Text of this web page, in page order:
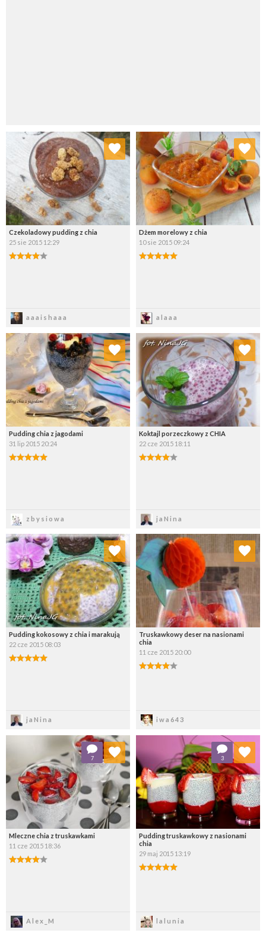
Czekoladowy pudding z chia
25 sie 2015 12:29
aaaishaaa
Dodaj do ulubionych
Wybierz listę:
Dżem morelowy z chia
10 sie 2015 09:24
alaaa
Dodaj do ulubionych
Wybierz listę:
Pudding chia z jagodami
31 lip 2015 20:24
zbysiowa
Dodaj do ulubionych
Wybierz listę:
Koktajl porzeczkowy z CHIA
22 cze 2015 18:11
jaNina
Dodaj do ulubionych
Wybierz listę:
Pudding kokosowy z chia i marakują
22 cze 2015 08:03
jaNina
Dodaj do ulubionych
Wybierz listę:
Truskawkowy deser na nasionami
chia
11 cze 2015 20:00
iwa643
Dodaj do ulubionych
Wybierz listę:
Mleczne chia z truskawkami
11 cze 2015 18:36
Alex_M
7
Dodaj do ulubionych
Wybierz listę:
Pudding truskawkowy z nasionami
chia
29 maj 2015 13:19
lalunia
3
Dodaj do ulubionych
Wybierz listę: